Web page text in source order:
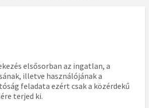
elsősorban az ingatlan, a
illetve használójának a
feladata ezért csak a közérdekű
terjed ki.